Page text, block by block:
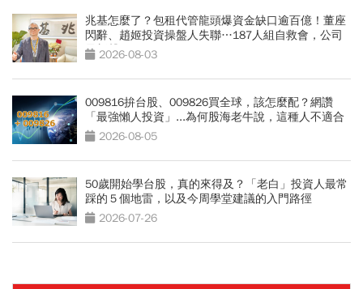
兆基怎麼了？包租代管龍頭爆資金缺口逾百億！董座
閃辭、趙姬投資操盤人失聯…187人組自救會，公司
最新聲明
2026-08-03
009816拚台股、009826買全球，該怎麼配？網讚
「最強懶人投資」...為何股海老牛說，這種人不適合
買？2026-08-05
50歲開始學台股，真的來得及？「老白」投資人最常
踩的５個地雷，以及今周學堂建議的入門路徑
2026-07-26